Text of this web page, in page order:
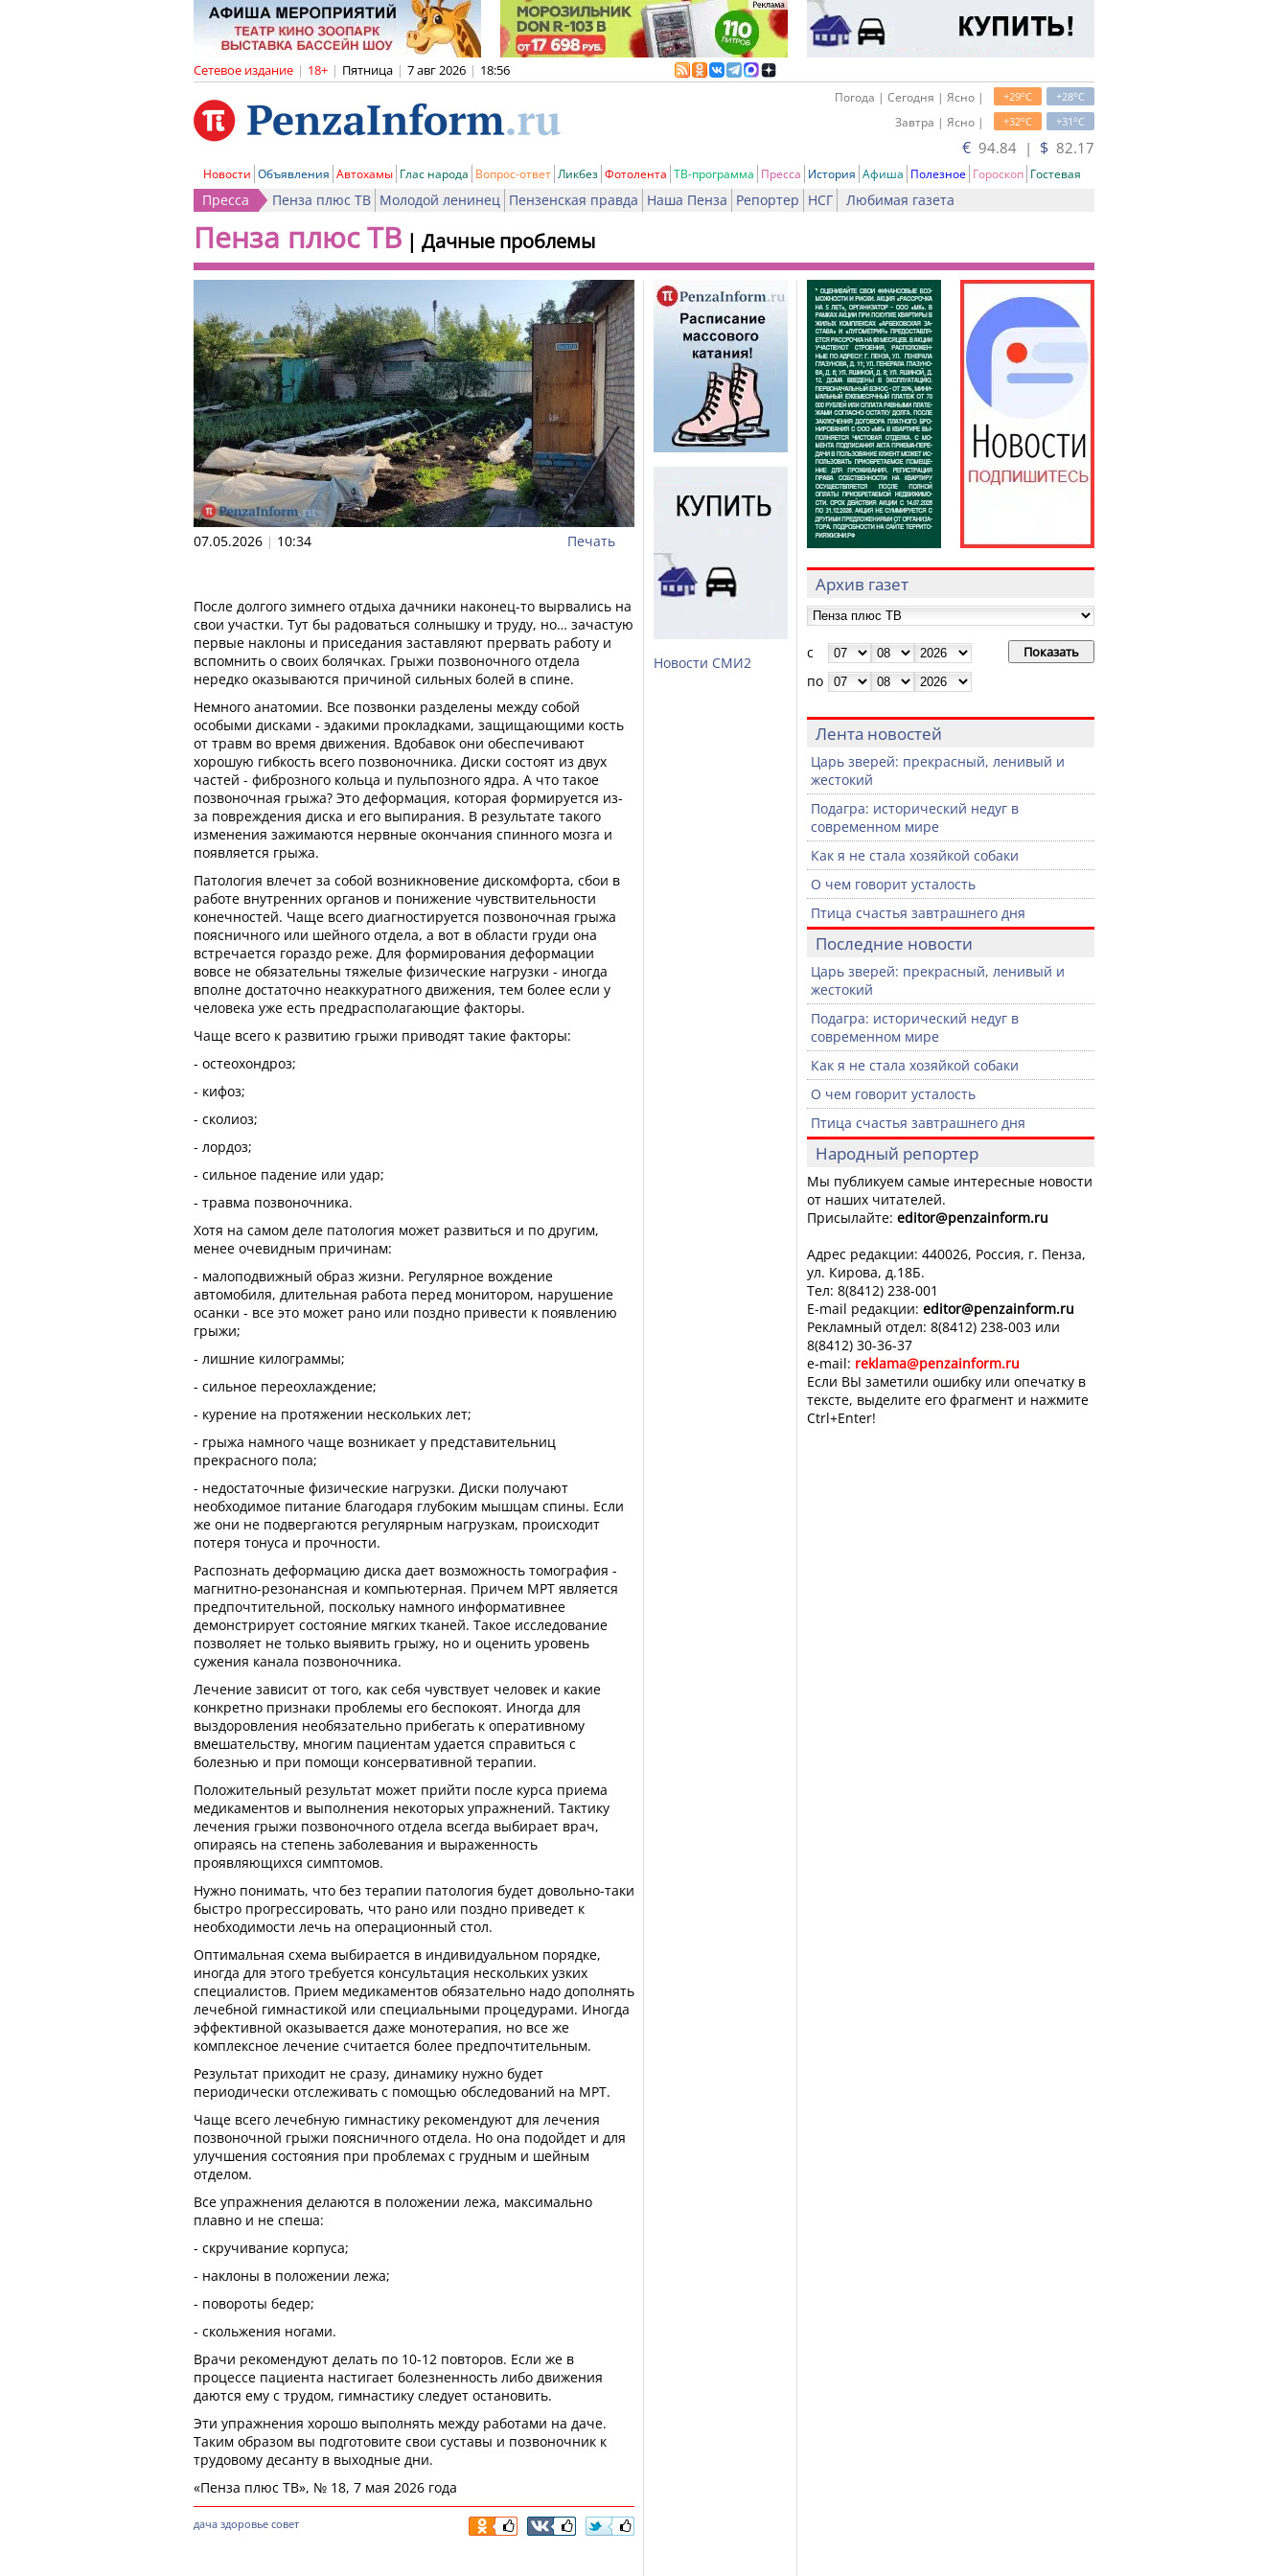
Сетевое издание | 18+ | Пятница | 7 авг 2026 | 18:56
+28oC
+29oC
Погода | Сегодня | Ясно |
+31oC
+32oC
Завтра | Ясно |
€ 94.84 | $ 82.17
Новости Объявления Автохамы Глас народа Вопрос-ответ Ликбез Фотолента ТВ-программа Пресса История Афиша Полезное Гороскоп Гостевая
Пресса Пенза плюс ТВ Молодой ленинец Пензенская правда Наша Пенза Репортер НСГ Любимая газета
Пенза плюс ТВ | Дачные проблемы
07.05.2026 | 10:34 Печать
После долгого зимнего отдыха дачники наконец-то вырвались на
свои участки. Тут бы радоваться солнышку и труду, но… зачастую
первые наклоны и приседания заставляют прервать работу и
вспомнить о своих болячках. Грыжи позвоночного отдела
нередко оказываются причиной сильных болей в спине.
Немного анатомии. Все позвонки разделены между собой
особыми дисками - эдакими прокладками, защищающими кость
от травм во время движения. Вдобавок они обеспечивают
хорошую гибкость всего позвоночника. Диски состоят из двух
частей - фиброзного кольца и пульпозного ядра. А что такое
позвоночная грыжа? Это деформация, которая формируется из-
за повреждения диска и его выпирания. В результате такого
изменения зажимаются нервные окончания спинного мозга и
появляется грыжа.
Патология влечет за собой возникновение дискомфорта, сбои в
работе внутренних органов и понижение чувствительности
конечностей. Чаще всего диагностируется позвоночная грыжа
поясничного или шейного отдела, а вот в области груди она
встречается гораздо реже. Для формирования деформации
вовсе не обязательны тяжелые физические нагрузки - иногда
вполне достаточно неаккуратного движения, тем более если у
человека уже есть предрасполагающие факторы.
Чаще всего к развитию грыжи приводят такие факторы:
- остеохондроз;
- кифоз;
- сколиоз;
- лордоз;
- сильное падение или удар;
- травма позвоночника.
Хотя на самом деле патология может развиться и по другим,
менее очевидным причинам:
- малоподвижный образ жизни. Регулярное вождение
автомобиля, длительная работа перед монитором, нарушение
осанки - все это может рано или поздно привести к появлению
грыжи;
- лишние килограммы;
- сильное переохлаждение;
- курение на протяжении нескольких лет;
- грыжа намного чаще возникает у представительниц
прекрасного пола;
- недостаточные физические нагрузки. Диски получают
необходимое питание благодаря глубоким мышцам спины. Если
же они не подвергаются регулярным нагрузкам, происходит
потеря тонуса и прочности.
Распознать деформацию диска дает возможность томография -
магнитно-резонансная и компьютерная. Причем МРТ является
предпочтительной, поскольку намного информативнее
демонстрирует состояние мягких тканей. Такое исследование
позволяет не только выявить грыжу, но и оценить уровень
сужения канала позвоночника.
Лечение зависит от того, как себя чувствует человек и какие
конкретно признаки проблемы его беспокоят. Иногда для
выздоровления необязательно прибегать к оперативному
вмешательству, многим пациентам удается справиться с
болезнью и при помощи консервативной терапии.
Положительный результат может прийти после курса приема
медикаментов и выполнения некоторых упражнений. Тактику
лечения грыжи позвоночного отдела всегда выбирает врач,
опираясь на степень заболевания и выраженность
проявляющихся симптомов.
Нужно понимать, что без терапии патология будет довольно-таки
быстро прогрессировать, что рано или поздно приведет к
необходимости лечь на операционный стол.
Оптимальная схема выбирается в индивидуальном порядке,
иногда для этого требуется консультация нескольких узких
специалистов. Прием медикаментов обязательно надо дополнять
лечебной гимнастикой или специальными процедурами. Иногда
эффективной оказывается даже монотерапия, но все же
комплексное лечение считается более предпочтительным.
Результат приходит не сразу, динамику нужно будет
периодически отслеживать с помощью обследований на МРТ.
Чаще всего лечебную гимнастику рекомендуют для лечения
позвоночной грыжи поясничного отдела. Но она подойдет и для
улучшения состояния при проблемах с грудным и шейным
отделом.
Все упражнения делаются в положении лежа, максимально
плавно и не спеша:
- скручивание корпуса;
- наклоны в положении лежа;
- повороты бедер;
- скольжения ногами.
Врачи рекомендуют делать по 10-12 повторов. Если же в
процессе пациента настигает болезненность либо движения
даются ему с трудом, гимнастику следует остановить.
Эти упражнения хорошо выполнять между работами на даче.
Таким образом вы подготовите свои суставы и позвоночник к
трудовому десанту в выходные дни.
«Пенза плюс ТВ», № 18, 7 мая 2026 года
дача здоровье совет
Новости СМИ2
Архив газет
с
по
Лента новостей
Царь зверей: прекрасный, ленивый и
жестокий
Подагра: исторический недуг в
современном мире
Как я не стала хозяйкой собаки
О чем говорит усталость
Птица счастья завтрашнего дня
Последние новости
Царь зверей: прекрасный, ленивый и
жестокий
Подагра: исторический недуг в
современном мире
Как я не стала хозяйкой собаки
О чем говорит усталость
Птица счастья завтрашнего дня
Народный репортер
Мы публикуем самые интересные новости
от наших читателей.
Присылайте: editor@penzainform.ru
Адрес редакции: 440026, Россия, г. Пенза,
ул. Кирова, д.18Б.
Тел: 8(8412) 238-001
E-mail редакции: editor@penzainform.ru
Рекламный отдел: 8(8412) 238-003 или
8(8412) 30-36-37
e-mail: reklama@penzainform.ru
Если ВЫ заметили ошибку или опечатку в
тексте, выделите его фрагмент и нажмите
Ctrl+Enter!